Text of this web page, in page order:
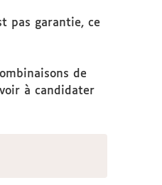
pas garantie, ce
de
à candidater